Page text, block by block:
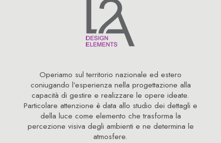
Operiamo sul territorio nazionale ed estero
coniugando l’esperienza nella progettazione alla
capacità di gestire e realizzare le opere ideate.
Particolare attenzione è data allo studio dei dettagli e
della luce come elemento che trasforma la
percezione visiva degli ambienti e ne determina le
atmosfere.